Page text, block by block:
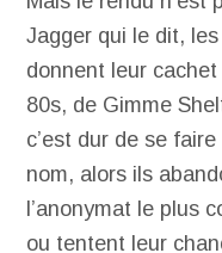
Jagger qui le dit,
donnent leur
80s, de Gimme
c’est dur de se
nom, alors ils
l’anonymat le plus
ou tentent leur